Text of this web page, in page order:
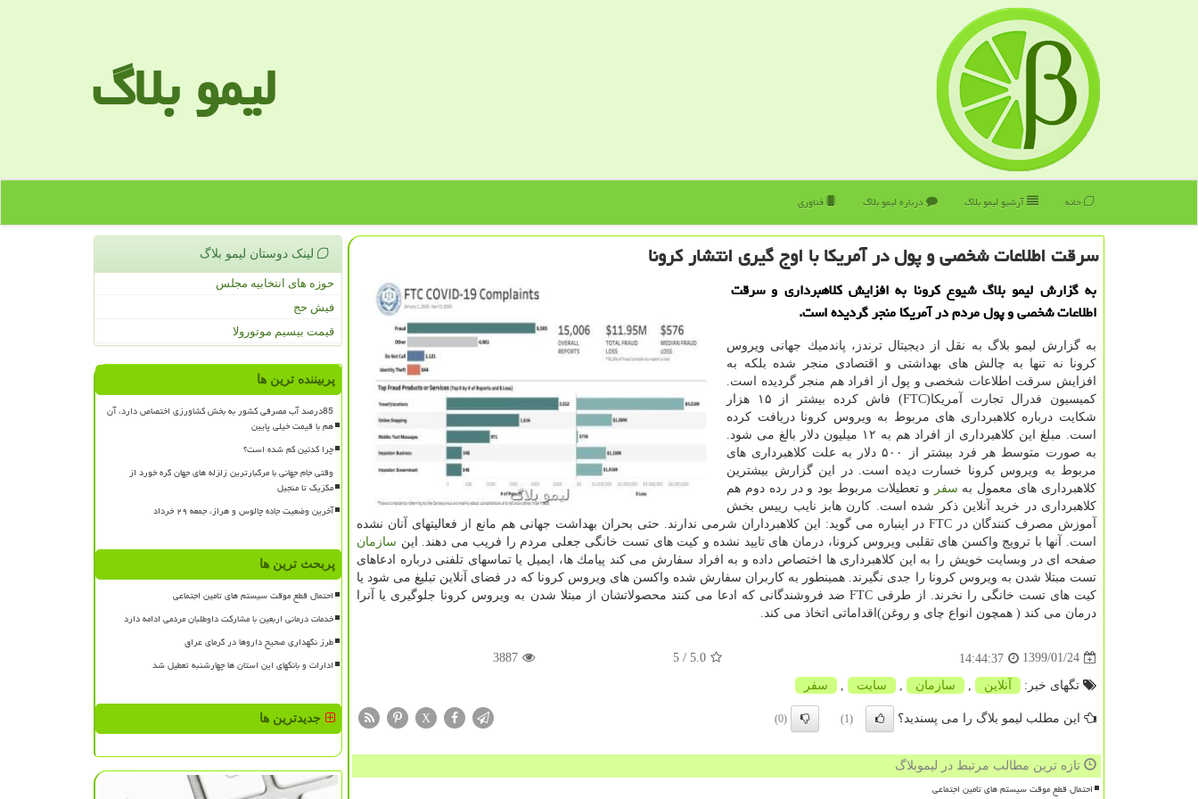
لیمو بلاگ
خانه آرشیو لیمو بلاگ درباره لیمو بلاگ فناوری
سرقت اطلاعات شخصی و پول در آمریكا با اوج گیری انتشار كرونا
به گزارش لیمو بلاگ شیوع كرونا به افزایش كلاهبرداری و سرقت
اطلاعات شخصی و پول مردم در آمریكا منجر گردیده است.
به گزارش لیمو بلاگ به نقل از دیجیتال ترندز، پاندمیك جهانی ویروس
كرونا نه تنها به چالش های بهداشتی و اقتصادی منجر شده بلكه به
افزایش سرقت اطلاعات شخصی و پول از افراد هم منجر گردیده است.
كمیسیون فدرال تجارت آمریكا(FTC) فاش كرده بیشتر از ۱۵ هزار
شكایت درباره كلاهبرداری های مربوط به ویروس كرونا دریافت كرده
است. مبلغ این كلاهبرداری از افراد هم به ۱۲ میلیون دلار بالغ می شود.
به صورت متوسط هر فرد بیشتر از ۵۰۰ دلار به علت كلاهبرداری های
مربوط به ویروس كرونا خسارت دیده است. در این گزارش بیشترین
كلاهبرداری های معمول به سفر
و تعطیلات مربوط بود و در رده دوم هم
كلاهبرداری در خرید آنلاین ذكر شده است. كارن هابز نایب رییس بخش
آموزش مصرف كنندگان در FTC در اینباره می گوید: این كلاهبرداران شرمی ندارند. حتی بحران بهداشت جهانی هم مانع از فعالیتهای آنان نشده
است. آنها با ترویج واكسن های تقلبی ویروس كرونا، درمان های تایید نشده و كیت های تست خانگی جعلی مردم را فریب می دهند. این سازمان
صفحه ای در وبسایت خویش را به این كلاهبرداری ها اختصاص داده و به افراد سفارش می كند پیامك ها، ایمیل یا تماسهای تلفنی درباره ادعاهای
تست مبتلا شدن به ویروس كرونا را جدی نگیرند. همینطور به كاربران سفارش شده واكسن های ویروس كرونا كه در فضای آنلاین تبلیغ می شود یا
كیت های تست خانگی را نخرند. از طرفی FTC ضد فروشندگانی كه ادعا می كنند محصولاتشان از مبتلا شدن به ویروس كرونا جلوگیری یا آنرا
درمان می كند ( همچون انواع چای و روغن)اقداماتی اتخاذ می كند.
1399/01/24
14:44:37
5.0
/ 5
3887
تگهای خبر: آنلاین سازمان سایت سفر
این مطلب لیمو بلاگ را می پسندید؟ (1)
(0)
X
تازه ترین مطالب مرتبط در لیموبلاگ
احتمال قطع موقت سیستم های تامین اجتماعی
لینک دوستان لیمو بلاگ
حوزه های انتخابیه مجلس
فیش حج
قیمت بیسیم موتورولا
پربیننده ترین ها
85درصد آب مصرفی کشور به بخش کشاورزی اختصاص دارد، آن
هم با قیمت خیلی پایین
چرا کدئین کم شده است؟
وقتی جام جهانی با مرگبارترین زلزله های جهان گره خورد از
مکزیک تا منجیل
آخرین وضعیت جاده چالوس و هراز، جمعه ۲۹ خرداد
پربحث ترین ها
احتمال قطع موقت سیستم های تامین اجتماعی
خدمات درمانی اربعین با مشارکت داوطلبان مردمی ادامه دارد
طرز نگهداری صحیح داروها در گرمای عراق
ادارات و بانکهای این استان ها چهارشنبه تعطیل شد
جدیدترین ها